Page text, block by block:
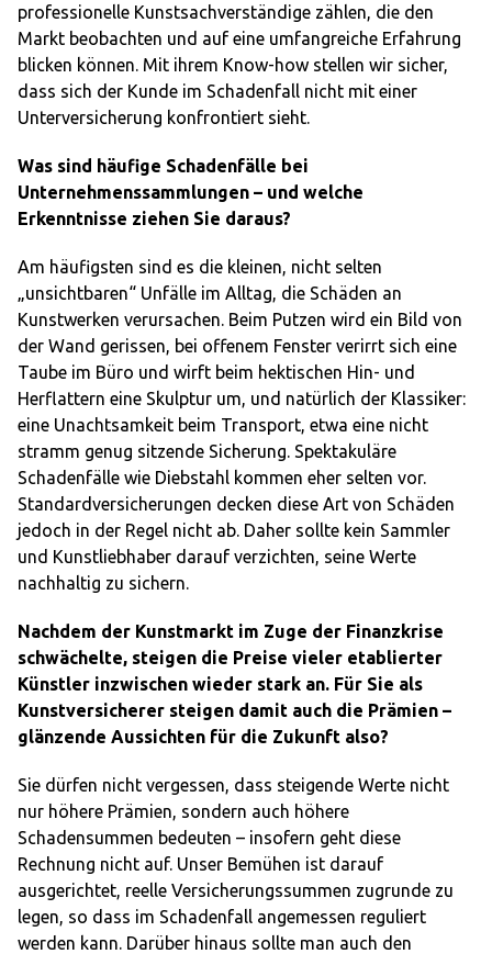
professionelle Kunstsachverständige zählen, die den
Markt beobachten und auf eine umfangreiche Erfahrung
blicken können. Mit ihrem Know-how stellen wir sicher,
dass sich der Kunde im Schadenfall nicht mit einer
Unterversicherung konfrontiert sieht.
Was sind häufige Schadenfälle bei
Unternehmenssammlungen – und welche
Erkenntnisse ziehen Sie daraus?
Am häufigsten sind es die kleinen, nicht selten
„unsichtbaren“ Unfälle im Alltag, die Schäden an
Kunstwerken verursachen. Beim Putzen wird ein Bild von
der Wand gerissen, bei offenem Fenster verirrt sich eine
Taube im Büro und wirft beim hektischen Hin- und
Herflattern eine Skulptur um, und natürlich der Klassiker:
eine Unachtsamkeit beim Transport, etwa eine nicht
stramm genug sitzende Sicherung. Spektakuläre
Schadenfälle wie Diebstahl kommen eher selten vor.
Standardversicherungen decken diese Art von Schäden
jedoch in der Regel nicht ab. Daher sollte kein Sammler
und Kunstliebhaber darauf verzichten, seine Werte
nachhaltig zu sichern.
Nachdem der Kunstmarkt im Zuge der Finanzkrise
schwächelte, steigen die Preise vieler etablierter
Künstler inzwischen wieder stark an. Für Sie als
Kunstversicherer steigen damit auch die Prämien –
glänzende Aussichten für die Zukunft also?
Sie dürfen nicht vergessen, dass steigende Werte nicht
nur höhere Prämien, sondern auch höhere
Schadensummen bedeuten – insofern geht diese
Rechnung nicht auf. Unser Bemühen ist darauf
ausgerichtet, reelle Versicherungssummen zugrunde zu
legen, so dass im Schadenfall angemessen reguliert
werden kann. Darüber hinaus sollte man auch den